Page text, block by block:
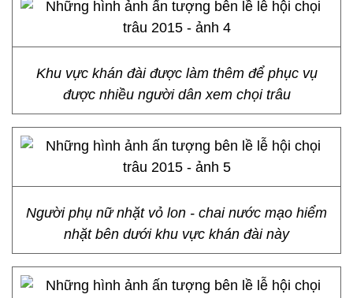
Khu vực khán đài được làm thêm để phục vụ
được nhiều người dân xem chọi trâu
Người phụ nữ nhặt vỏ lon - chai nước mạo hiểm
nhặt bên dưới khu vực khán đài này